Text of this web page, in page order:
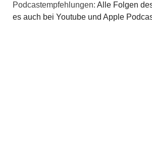
Podcastempfehlungen: Alle Folgen
es auch bei Youtube und Apple